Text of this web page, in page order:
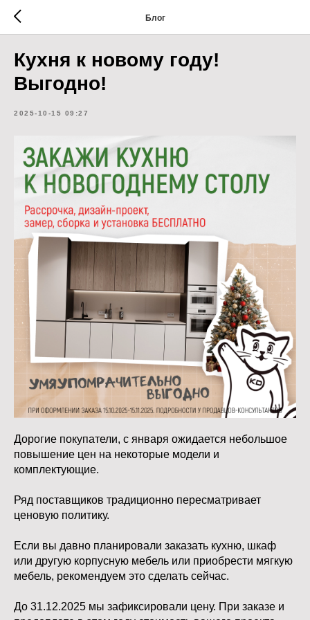
Блог
Кухня к новому году!
Выгодно!
2025-10-15 09:27
Дорогие покупатели, с января ожидается небольшое
повышение цен на некоторые модели и
комплектующие.
Ряд поставщиков традиционно пересматривает
ценовую политику.
Если вы давно планировали заказать кухню, шкаф
или другую корпусную мебель или приобрести мягкую
мебель, рекомендуем это сделать сейчас.
До 31.12.2025 мы зафиксировали цену. При заказе и